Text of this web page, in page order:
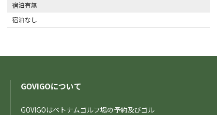
宿泊有無
宿泊なし
GOVIGOについて
GOVIGOはベトナムゴルフ場の予約及びゴル